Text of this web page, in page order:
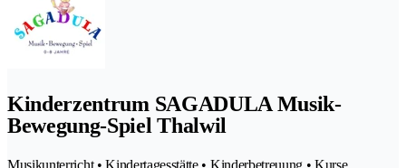
Kinderzentrum SAGADULA Musik-
Bewegung-Spiel Thalwil